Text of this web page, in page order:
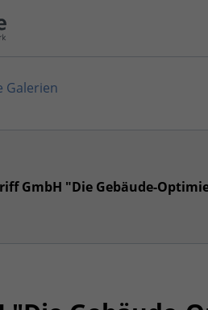
Galerien
GmbH "Die Gebäude-